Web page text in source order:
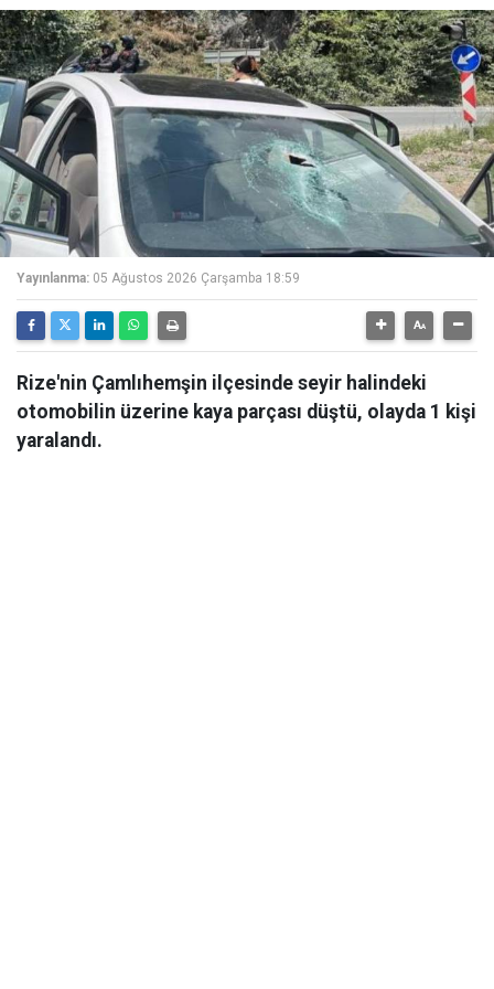
Yayınlanma: 05 Ağustos 2026 Çarşamba 18:59
Rize'nin Çamlıhemşin ilçesinde seyir halindeki
otomobilin üzerine kaya parçası düştü, olayda 1 kişi
yaralandı.